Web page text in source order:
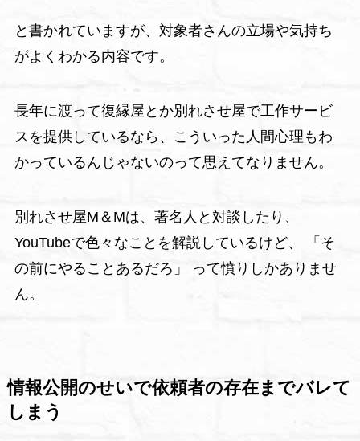
と書かれていますが、対象者さんの立場や気持ち
がよくわかる内容です。
長年に渡って復縁屋とか別れさせ屋で工作サービ
スを提供しているなら、こういった人間心理もわ
かっているんじゃないのって思えてなりません。
別れさせ屋M＆Mは、著名人と対談したり、
YouTubeで色々なことを解説しているけど、 「そ
の前にやることあるだろ」 って憤りしかありませ
ん。
情報公開のせいで依頼者の存在までバレて
しまう